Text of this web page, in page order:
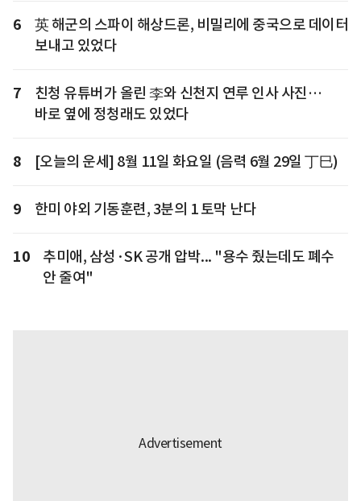
6
英 해군의 스파이 해상드론, 비밀리에 중국으로 데이터
보내고 있었다
7
친청 유튜버가 올린 李와 신천지 연루 인사 사진…
바로 옆에 정청래도 있었다
8 [오늘의 운세] 8월 11일 화요일 (음력 6월 29일 丁巳)
9 한미 야외 기동훈련, 3분의 1 토막 난다
10
추미애, 삼성·SK 공개 압박... "용수 줬는데도 폐수
안 줄여"